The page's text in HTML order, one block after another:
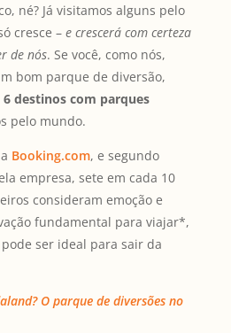
né? Já visitamos alguns pelo
cresce – e crescerá com certeza
de nós. Se você, como nós,
bom parque de diversão,
6 destinos com parques
pelo mundo.
Booking.com, e segundo
empresa, sete em cada 10
consideram emoção e
fundamental para viajar*,
ser ideal para sair da
O parque de diversões no